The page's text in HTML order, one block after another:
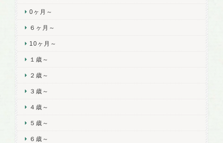
0ヶ月～
６ヶ月～
10ヶ月～
１歳～
２歳～
３歳～
４歳～
５歳～
６歳～